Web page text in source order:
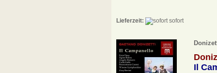
Lieferzeit: sofort
Il